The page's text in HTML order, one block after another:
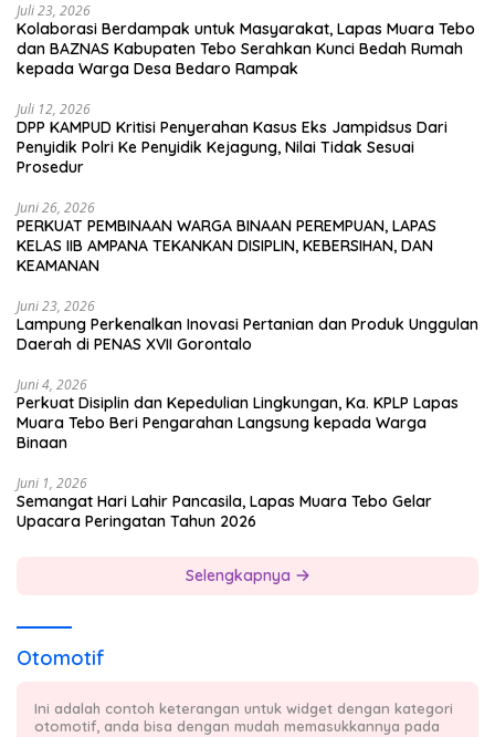
Juli 23, 2026
Kolaborasi Berdampak untuk Masyarakat, Lapas Muara Tebo
dan BAZNAS Kabupaten Tebo Serahkan Kunci Bedah Rumah
kepada Warga Desa Bedaro Rampak
Juli 12, 2026
DPP KAMPUD Kritisi Penyerahan Kasus Eks Jampidsus Dari
Penyidik Polri Ke Penyidik Kejagung, Nilai Tidak Sesuai
Prosedur
Juni 26, 2026
PERKUAT PEMBINAAN WARGA BINAAN PEREMPUAN, LAPAS
KELAS IIB AMPANA TEKANKAN DISIPLIN, KEBERSIHAN, DAN
KEAMANAN
Juni 23, 2026
Lampung Perkenalkan Inovasi Pertanian dan Produk Unggulan
Daerah di PENAS XVII Gorontalo
Juni 4, 2026
Perkuat Disiplin dan Kepedulian Lingkungan, Ka. KPLP Lapas
Muara Tebo Beri Pengarahan Langsung kepada Warga
Binaan
Juni 1, 2026
Semangat Hari Lahir Pancasila, Lapas Muara Tebo Gelar
Upacara Peringatan Tahun 2026
Selengkapnya
Otomotif
Ini adalah contoh keterangan untuk widget dengan kategori
otomotif, anda bisa dengan mudah memasukkannya pada